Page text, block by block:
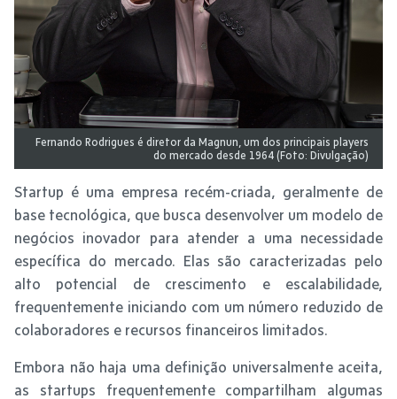
Fernando Rodrigues é diretor da Magnun, um dos principais players
do mercado desde 1964 (Foto: Divulgação)
Startup é uma empresa recém-criada, geralmente de
base tecnológica, que busca desenvolver um modelo de
negócios inovador para atender a uma necessidade
específica do mercado. Elas são caracterizadas pelo
alto potencial de crescimento e escalabilidade,
frequentemente iniciando com um número reduzido de
colaboradores e recursos financeiros limitados.
Embora não haja uma definição universalmente aceita,
as startups frequentemente compartilham algumas